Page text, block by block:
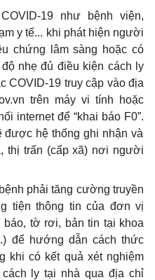
19 như bệnh viện,
y tế... khi phát hiện người
chứng lâm sàng hoặc có
nhẹ đủ điều kiện cách ly
COVID-19 truy cập vào địa
trên máy vi tính hoặc
internet để “khai báo F0”.
được hệ thống ghi nhận và
thị trấn (cấp xã) nơi người
phải tăng cường truyền
tiện thông tin của đơn vị
báo, tờ rơi, bản tin tại khoa
.) để hướng dẫn cách thức
khi có kết quả xét nghiệm
ly tại nhà qua địa chỉ